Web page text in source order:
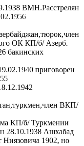
ВМН.Расстрелян
ОК КП/б/ Азерб.
бакинских
приговорен
ВКП/
КП/б/ Туркмении
Ашхабад
1902, но